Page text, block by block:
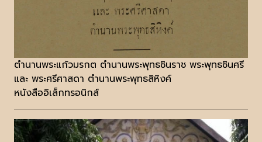
ตำนานพระแก้วมรกต ตำนานพระพุทธชินราช พระพุทธชินศรี
และ พระศรีศาสดา ตำนานพระพุทธสิหิงค์
หนังสืออิเล็กทรอนิกส์